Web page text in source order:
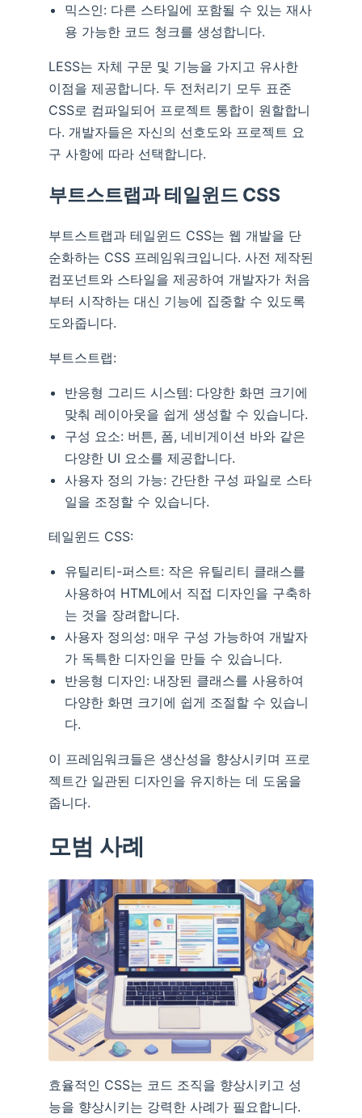
믹스인: 다른 스타일에 포함될 수 있는 재사
용 가능한 코드 청크를 생성합니다.
LESS는 자체 구문 및 기능을 가지고 유사한
이점을 제공합니다. 두 전처리기 모두 표준
CSS로 컴파일되어 프로젝트 통합이 원할합니
다. 개발자들은 자신의 선호도와 프로젝트 요
구 사항에 따라 선택합니다.
부트스트랩과 테일윈드 CSS
부트스트랩과 테일윈드 CSS는 웹 개발을 단
순화하는 CSS 프레임워크입니다. 사전 제작된
컴포넌트와 스타일을 제공하여 개발자가 처음
부터 시작하는 대신 기능에 집중할 수 있도록
도와줍니다.
부트스트랩:
반응형 그리드 시스템: 다양한 화면 크기에
맞춰 레이아웃을 쉽게 생성할 수 있습니다.
구성 요소: 버튼, 폼, 네비게이션 바와 같은
다양한 UI 요소를 제공합니다.
사용자 정의 가능: 간단한 구성 파일로 스타
일을 조정할 수 있습니다.
테일윈드 CSS:
유틸리티-퍼스트: 작은 유틸리티 클래스를
사용하여 HTML에서 직접 디자인을 구축하
는 것을 장려합니다.
사용자 정의성: 매우 구성 가능하여 개발자
가 독특한 디자인을 만들 수 있습니다.
반응형 디자인: 내장된 클래스를 사용하여
다양한 화면 크기에 쉽게 조절할 수 있습니
다.
이 프레임워크들은 생산성을 향상시키며 프로
젝트간 일관된 디자인을 유지하는 데 도움을
줍니다.
모범 사례
효율적인 CSS는 코드 조직을 향상시키고 성
능을 향상시키는 강력한 사례가 필요합니다.